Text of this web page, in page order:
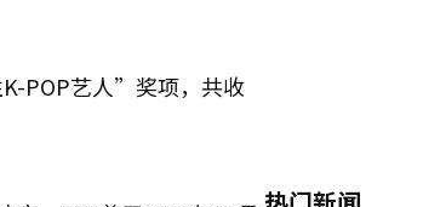
POP艺人”奖项，共收